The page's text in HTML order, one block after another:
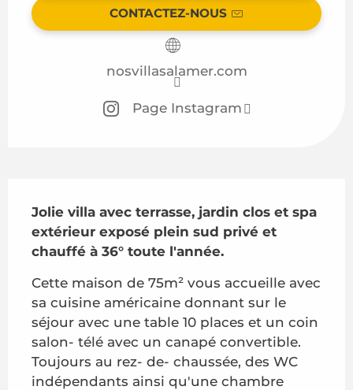
CONTACTEZ-NOUS
nosvillasalamer.com
Page Instagram
Jolie villa avec terrasse, jardin clos et spa
extérieur exposé plein sud privé et
chauffé à 36° toute l'année.
Cette maison de 75m² vous accueille avec
sa cuisine américaine donnant sur le
séjour avec une table 10 places et un coin
salon- télé avec un canapé convertible.
Toujours au rez- de- chaussée, des WC
indépendants ainsi qu'une chambre